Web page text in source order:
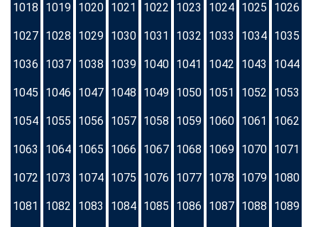
1018 1019 1020 1021 1022 1023 1024 1025 1026
1027 1028 1029 1030 1031 1032 1033 1034 1035
1036 1037 1038 1039 1040 1041 1042 1043 1044
1045 1046 1047 1048 1049 1050 1051 1052 1053
1054 1055 1056 1057 1058 1059 1060 1061 1062
1063 1064 1065 1066 1067 1068 1069 1070 1071
1072 1073 1074 1075 1076 1077 1078 1079 1080
1081 1082 1083 1084 1085 1086 1087 1088 1089